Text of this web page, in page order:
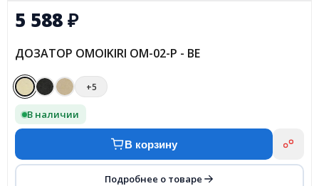
5 588₽
ДОЗАТОР OMOIKIRI OM-02-P - BE
+5
В наличии
В корзину
Подробнее о товаре